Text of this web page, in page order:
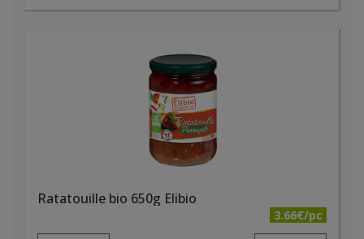
Ratatouille bio 650g Elibio
3.66€/pc